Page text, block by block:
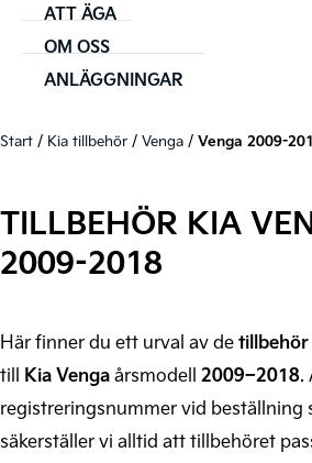
ATT ÄGA
OM OSS
ANLÄGGNINGAR
Start / Kia tillbehör / Venga / Venga 2009-
TILLBEHÖR KIA
2009-2018
Här finner du ett urval av detillbehör
till Kia Vengaårsmodell 2009–2018.
registreringsnummer vid beställning
säkerställer vi alltid att tillbehöret